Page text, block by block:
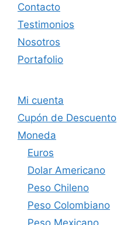
Contacto
Testimonios
Nosotros
Portafolio
Mi cuenta
Cupón de Descuento
Moneda
Euros
Dolar Americano
Peso Chileno
Peso Colombiano
Peso Mexicano